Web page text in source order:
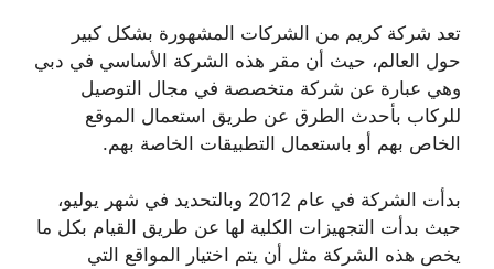
تعد شركة كريم من الشركات المشهورة بشكل كبير
حول العالم، حيث أن مقر هذه الشركة الأساسي في دبي
وهي عبارة عن شركة متخصصة في مجال التوصيل
للركاب بأحدث الطرق عن طريق استعمال الموقع
الخاص بهم أو باستعمال التطبيقات الخاصة بهم.
بدأت الشركة في عام 2012 وبالتحديد في شهر يوليو،
حيث بدأت التجهيزات الكلية لها عن طريق القيام بكل ما
يخص هذه الشركة مثل أن يتم اختيار المواقع التي